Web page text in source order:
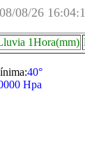
08/26
1Hora(mm)
40°
Hpa